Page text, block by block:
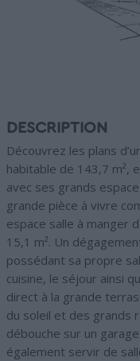
DESCRIPTION
Découvrez les plans
habitable de 143,7 m²,
avec ses grands
grande pièce à vivre
espace salle à manger
15,1 m². Un
possédant sa propre
cuisine, le séjour ainsi
direct à la grande
du soleil et des grands
débouche sur un
également servir de